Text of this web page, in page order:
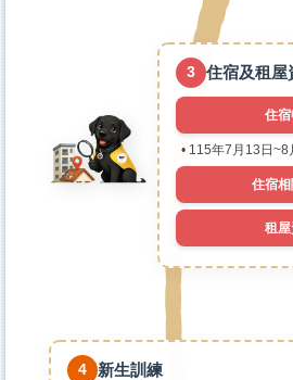
3 住宿及租屋
住
115年7月13日~8
住宿
租
4 新生訓練